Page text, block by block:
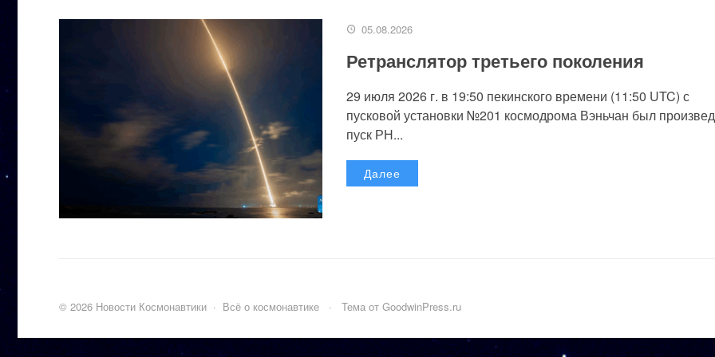
05.08.2026
Ретранслятор третьего поколения
29 июля 2026 г. в 19:50 пекинского времени (11:50 UTC) с
пусковой установки №201 космодрома Вэньчан был
пуск РН...
Далее
© 2026 Новости Космонавтики · Всё о космонавтике · Тема от GoodwinPress.ru